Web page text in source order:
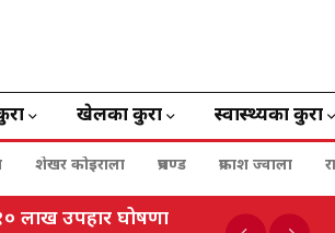
खेलका कुरा स्वास्थ्यका कुरा
शेखर कोइराला प्रचण्ड प्रकाश ज्वाला
लाख उपहार घोषणा